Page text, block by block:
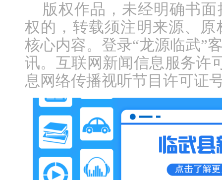
版权作品，未经明确书
权的，转载须注明来源、
核心内容。登录“龙源临武”
讯。互联网新闻信息服务许
息网络传播视听节目许可证